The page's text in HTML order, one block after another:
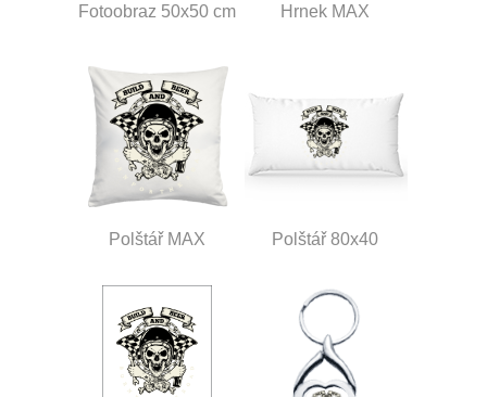
Fotoobraz 50x50 cm Hrnek MAX
Polštář MAX Polštář 80x40